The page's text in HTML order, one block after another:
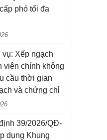
phó tối đa
vụ: Xếp ngạch
viên chính không
cầu thời gian
và chứng chỉ
39/2026/QĐ-
dụng Khung